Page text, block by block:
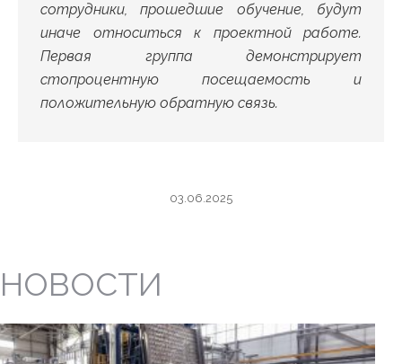
сотрудники, прошедшие обучение, будут
иначе относиться к проектной работе.
Первая группа демонстрирует
стопроцентную посещаемость и
положительную обратную связь.
03.06.2025
НОВОСТИ